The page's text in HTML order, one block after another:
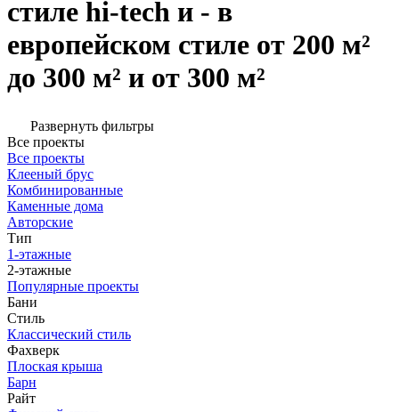
стиле hi-tech и - в
европейском стиле от 200 м²
до 300 м² и от 300 м²
Развернуть фильтры
Все проекты
Все проекты
Клееный брус
Комбинированные
Каменные дома
Авторские
Тип
1-этажные
2-этажные
Популярные проекты
Бани
Стиль
Классический стиль
Фахверк
Плоская крыша
Барн
Райт